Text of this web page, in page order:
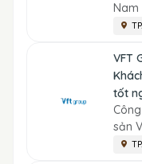
Nam
VFT
tốt
sản